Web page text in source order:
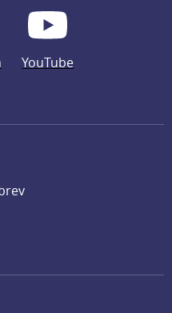
YouTube